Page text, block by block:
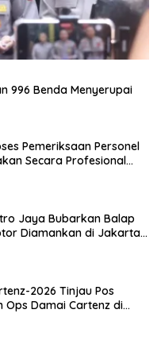
996 Benda Menyerupai
Pemeriksaan Personel
Secara Profesional
Jaya Bubarkan Balap
Diamankan di Jakarta
2026 Tinjau Pos
Ops Damai Cartenz di